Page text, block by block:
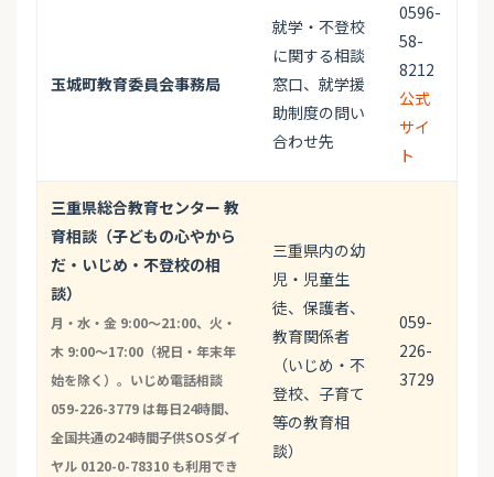
玉城町教育委員会事務局
就学・不登校
に関する相談
窓口、就学援
助制度の問い
合わせ先
0596-
58-
8212
公式
サイ
ト
三重県総合教育センター 教
育相談（子どもの心やから
だ・いじめ・不登校の相
談）
月・水・金 9:00〜21:00、火・
木 9:00〜17:00（祝日・年末年
始を除く）。いじめ電話相談
059-226-3779 は毎日24時間、
全国共通の24時間子供SOSダイ
ヤル 0120-0-78310 も利用でき
三重県内の幼
児・児童生
徒、保護者、
教育関係者
（いじめ・不
登校、子育て
等の教育相
談）
059-
226-
3729